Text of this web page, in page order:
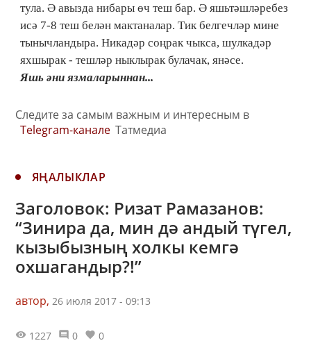
тула. Ә авызда нибары өч теш бар. Ә яшьтәшләребез
исә 7-8 теш белән мактаналар. Тик белгечләр мине
тынычландыра. Никадәр соңрак чыкса, шулкадәр
яхшырак - тешләр ныклырак булачак, янәсе.
Яшь әни язмаларыннан...
Следите за самым важным и интересным в
Telegram-канале Татмедиа
ЯҢАЛЫКЛАР
Заголовок: Ризат Рамазанов:
“Зинира да, мин дә андый түгел,
кызыбызның холкы кемгә
охшагандыр?!”
автор, 26 июля 2017 - 09:13
1227 0 0